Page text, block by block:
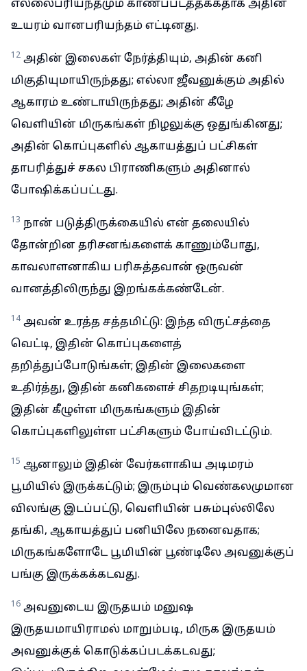
எல்லைபரியந்தமும் காணப்படத்தக்கதாக அதின்
உயரம் வானபரியந்தம் எட்டினது.
12 அதின் இலைகள் நேர்த்தியும், அதின் கனி
மிகுதியுமாயிருந்தது; எல்லா ஜீவனுக்கும் அதில்
ஆகாரம் உண்டாயிருந்தது; அதின் கீழே
வெளியின் மிருகங்கள் நிழலுக்கு ஒதுங்கினது;
அதின் கொப்புகளில் ஆகாயத்துப் பட்சிகள்
தாபரித்துச் சகல பிராணிகளும் அதினால்
போஷிக்கப்பட்டது.
13 நான் படுத்திருக்கையில் என் தலையில்
தோன்றின தரிசனங்களைக் காணும்போது,
காவலாளனாகிய பரிசுத்தவான் ஒருவன்
வானத்திலிருந்து இறங்கக்கண்டேன்.
14 அவன் உரத்த சத்தமிட்டு: இந்த விருட்சத்தை
வெட்டி, இதின் கொப்புகளைத்
தறித்துப்போடுங்கள்; இதின் இலைகளை
உதிர்த்து, இதின் கனிகளைச் சிதறடியுங்கள்;
இதின் கீழுள்ள மிருகங்களும் இதின்
கொப்புகளிலுள்ள பட்சிகளும் போய்விடட்டும்.
15 ஆனாலும் இதின் வேர்களாகிய அடிமரம்
பூமியில் இருக்கட்டும்; இரும்பும் வெண்கலமுமான
விலங்கு இடப்பட்டு, வெளியின் பசும்புல்லிலே
தங்கி, ஆகாயத்துப் பனியிலே நனைவதாக;
மிருகங்களோடே பூமியின் பூண்டிலே அவனுக்குப்
பங்கு இருக்கக்கடவது.
16 அவனுடைய இருதயம் மனுஷ
இருதயமாயிராமல் மாறும்படி, மிருக இருதயம்
அவனுக்குக் கொடுக்கப்படக்கடவது;